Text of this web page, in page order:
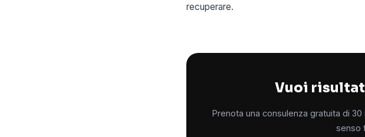
recuperare.
Vuoi
Prenota una consulenza gratuita di
senso